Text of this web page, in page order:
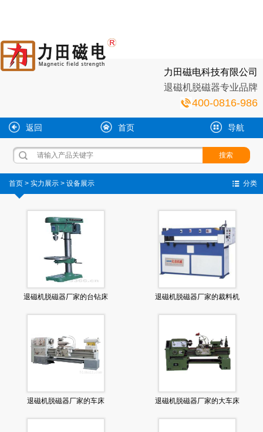
力田磁电科技有限公司
退磁机脱磁器专业品牌
400-0816-986
返回 首页 导航
分类
首页 > 实力展示 > 设备展示
退磁机脱磁器厂家的台钻床 退磁机脱磁器厂家的裁料机
退磁机脱磁器厂家的车床 退磁机脱磁器厂家的大车床